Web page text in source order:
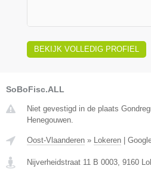
BEKIJK VOLLEDIG PROFIEL
SoBoFisc.ALL
Niet gevestigd in de plaats
Henegouwen.
Oost-Vlaanderen » Lokeren |
Nijverheidstraat 11 B 0003 9160